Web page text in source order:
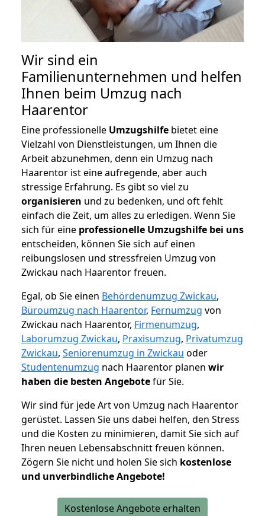
Wir sind ein
Familienunternehmen und helfen
Ihnen beim Umzug nach
Haarentor
Eine professionelle Umzugshilfe bietet eine
Vielzahl von Dienstleistungen, um Ihnen die
Arbeit abzunehmen, denn ein Umzug nach
Haarentor ist eine aufregende, aber auch
stressige Erfahrung. Es gibt so viel zu
organisieren und zu bedenken, und oft fehlt
einfach die Zeit, um alles zu erledigen. Wenn Sie
sich für eine professionelle Umzugshilfe bei uns
entscheiden, können Sie sich auf einen
reibungslosen und stressfreien Umzug von
Zwickau nach Haarentor freuen.
Egal, ob Sie einen Behördenumzug Zwickau,
Büroumzug nach Haarentor, Fernumzug von
Zwickau nach Haarentor, Firmenumzug,
Laborumzug Zwickau, Praxisumzug, Privatumzug
Zwickau, Seniorenumzug in Zwickau oder
Studentenumzug nach Haarentor planen wir
haben die besten Angebotefür Sie.
Wir sind für jede Art von Umzug nach Haarentor
gerüstet. Lassen Sie uns dabei helfen, den Stress
und die Kosten zu minimieren, damit Sie sich auf
Ihren neuen Lebensabschnitt freuen können.
Zögern Sie nicht und holen Sie sich kostenlose
und unverbindliche Angebote!
Kostenlose Angebote erhalten